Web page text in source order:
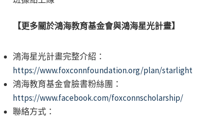
【更多關於鴻海教育基金會與鴻海星光計畫】
鴻海星光計畫完整介紹：
https://www.foxconnfoundation.org/plan/starlight
鴻海教育基金會臉書粉絲團：
https://www.facebook.com/foxconnscholarship/
聯絡方式：